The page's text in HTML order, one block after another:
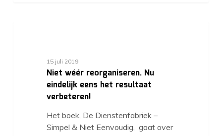
15 juli 2019
Niet wéér reorganiseren. Nu
eindelijk eens het resultaat
verbeteren!
Het boek, De Dienstenfabriek –
Simpel & Niet Eenvoudig, gaat over